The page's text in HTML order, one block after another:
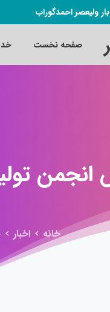
ولیعصر احمدگوراب
صفحه نخست
انجمن
خانه اخبار